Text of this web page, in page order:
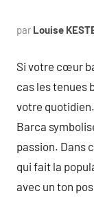
par Louise
Si votre cœur
cas les tenues
votre
Barca
passion. Dans
qui fait la
avec un ton